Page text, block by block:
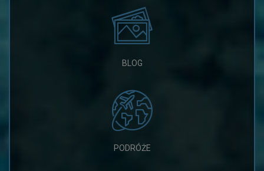
BLOG
PODRÓŻE